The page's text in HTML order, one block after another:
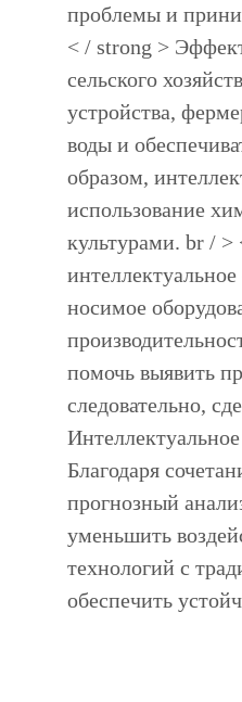
проблемы и
< / strong >
сельского
устройства,
воды и
образом,
использование
культурами. br /
носимое
помочь выявить
следовательно,
Благодаря
прогнозный
уменьшить
технологий с
обеспечить